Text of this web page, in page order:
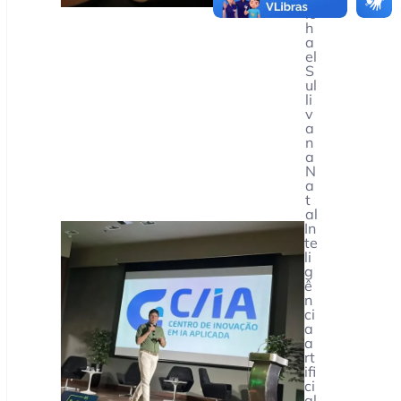
ic
h
a
el
S
ul
li
v
a
n
a
N
a
t
al
In
te
li
g
ê
n
ci
a
a
rt
ifi
ci